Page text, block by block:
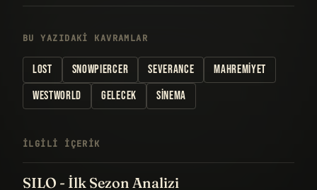
BU YAZIDAKI KAVRAMLAR
LOST SNOWPIERCER SEVERANCE
MAHREMIYET
WESTWORLD
GELECEK SINEMA
İLGILI IÇERIK
SILO - İlk Sezon Analizi